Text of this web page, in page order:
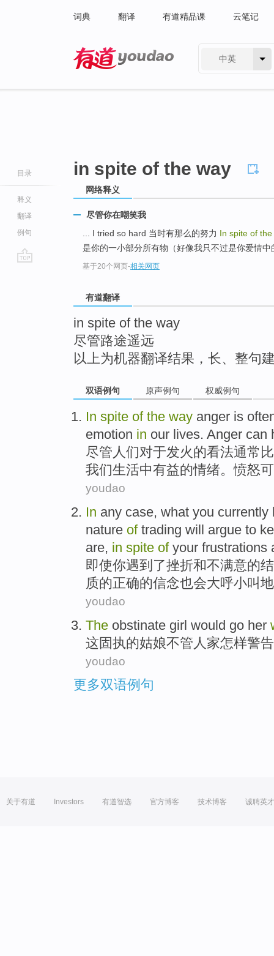
词典 翻译 有道精品课 云笔记
中英
目录
释义
翻译
例句
in spite of the way
网络释义
尽管你在嘲笑我
... I tried so hard 当时有那么的努力 In spite of
是你的一小部分所有物（好像我只不过是你爱情
基于20个网页-相关网页
有道翻译
in spite of the way
尽管路途遥远
以上为机器翻译结果，长、整句
双语例句 原声例句 权威例句
In spite of the way anger is
emotion in our lives. Anger can
尽管人们对于发火的看法通常
我们生活中有益的情绪。愤怒
youdao
In any case, what you currently
nature oftrading will argue to
are, in spite ofyour frustrations
即使你遇到了挫折和不满意的
质的正确的信念也会大呼小叫地
youdao
The obstinate girl would go her
这固执的姑娘不管 人家怎样警告
youdao
更多双语例句
关于有道 Investors 有道智选 官方博客 技术博客 诚聘英才